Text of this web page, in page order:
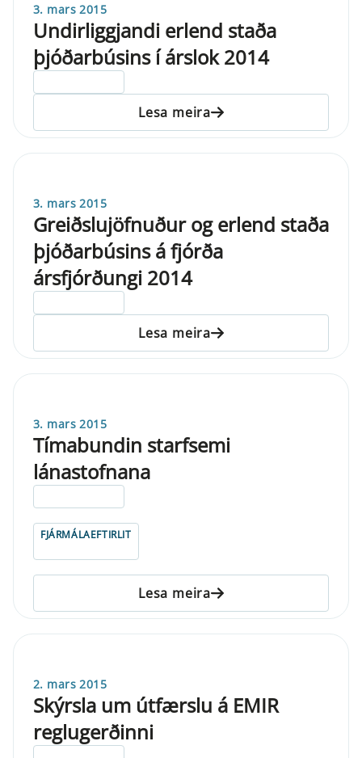
3. mars 2015
Undirliggjandi erlend staða
þjóðarbúsins í árslok 2014
Lesa meira
3. mars 2015
Greiðslujöfnuður og erlend staða
þjóðarbúsins á fjórða
ársfjórðungi 2014
Lesa meira
3. mars 2015
Tímabundin starfsemi
lánastofnana
FJÁRMÁLAEFTIRLIT
Lesa meira
2. mars 2015
Skýrsla um útfærslu á EMIR
reglugerðinni